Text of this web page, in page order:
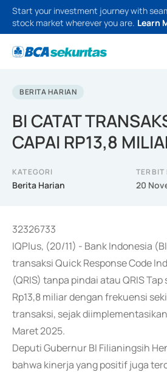
Start your investment journey with
stock market wherever you are. Learn
BERITA HARIAN
BI CATAT
CAPAI RP13,8
KATEGORI
Berita Harian
TERBIT
20
32326733
IQPlus, (20/11) - Bank Indonesia
transaksi Quick Response Code
(QRIS) tanpa pindai atau QRIS
Rp13,8 miliar dengan frekuensi
transaksi, sejak
Maret 2025.
Deputi Gubernur BI Filianingsih
bahwa kinerja yang positif juga